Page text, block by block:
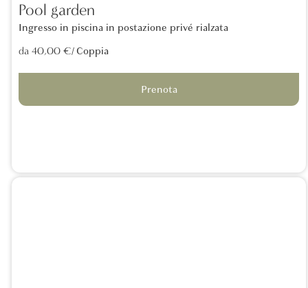
Pool garden
Ingresso in piscina in postazione privé rialzata
da 40,00 €/ Coppia
Prenota